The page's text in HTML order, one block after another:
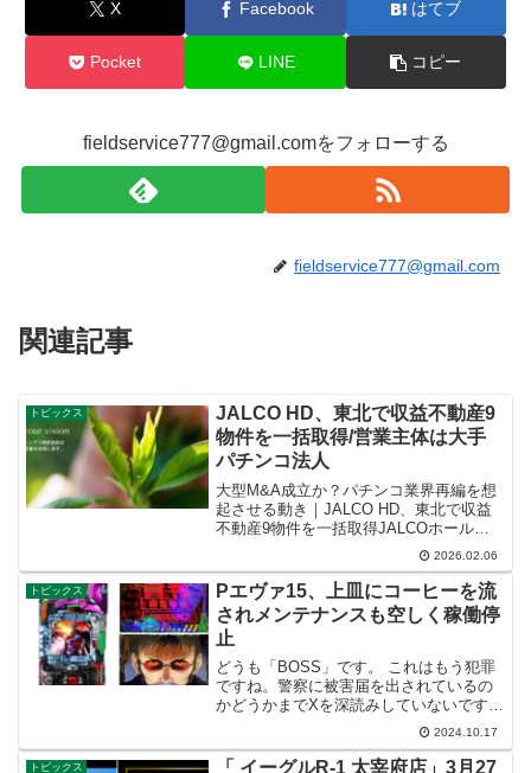
o
k
X Facebook はてブ
Pocket LINE コピー
fieldservice777@gmail.comをフォローする
fieldservice777@gmail.com
関連記事
トピックス
JALCO HD、東北で収益不動産9
物件を一括取得/営業主体は大手
パチンコ法人
大型M&A成立か？パチンコ業界再編を想
起させる動き｜JALCO HD、東北で収益
不動産9物件を一括取得JALCOホールデ
ィングス（田辺順一代表取締役社長）は1
月30日、連結子会社のジャルコが東北エ
リアに所在する収益不動産9物件を取得す
ること...
2026.02.06
トピックス
Pエヴァ15、上皿にコーヒーを流
されメンテナンスも空しく稼働停
止
どうも「BOSS」です。 これはもう犯罪
ですね。警察に被害届を出されているの
かどうかまでXを深読みしていないです
が、ホール側としたら発生した時点で被
害届を出すべきですね。修理代はもちろ
んのこと稼働できるまでの営業補償まで
2024.10.17
トピックス
「 イーグルR-1 太宰府店」3月27